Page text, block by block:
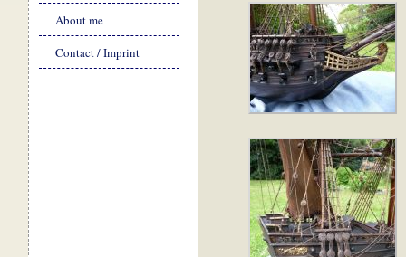
About me
Contact / Imprint